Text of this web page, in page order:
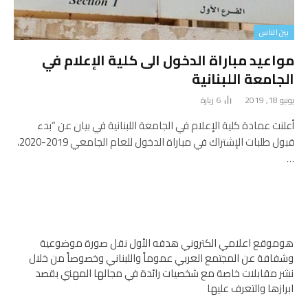
بين الناس
مواعيد مباراة الدخول الى كلية الإعلام في
الجامعة اللبنانية
يونيو 18, 2019 6 زيارة
أعلنت عمادة كلية الإعلام في الجامعة اللبنانية في بيان عن “بدء
قبول طلبات الإشتراك في مباراة الدخول للعام الجامعي 2019-2020،
…
هوموقع اعلامي الكتروني هدفه الأول نقل صورة موضوعية
وشفافة عن المجتمع العربي عموماً واللبناني وخصوصاً من خلال
نشر مقابلات خاصة مع شخصيات رائدة في مجالها المهني بقصد
ابرازها والتعرف عليها